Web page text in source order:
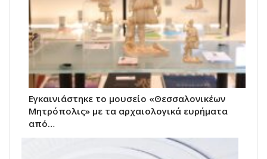
Εγκαινιάστηκε το μουσείο «Θεσσαλονικέων
Μητρόπολις» με τα αρχαιολογικά ευρήματα
από…